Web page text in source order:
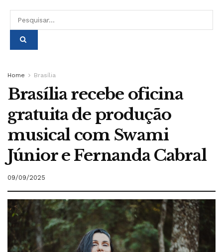
Home Brasília
Brasília recebe oficina
gratuita de produção
musical com Swami
Júnior e Fernanda Cabral
09/09/2025